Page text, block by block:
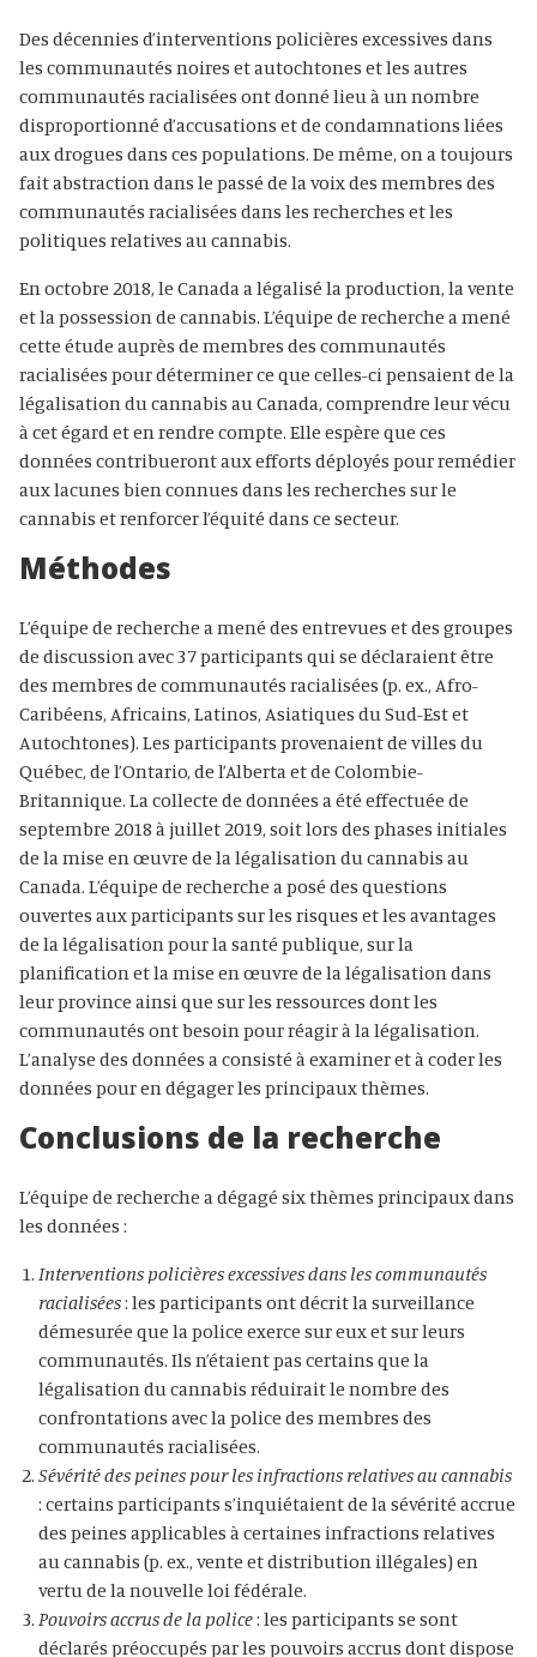
Des décennies d’interventions policières excessives dans
les communautés noires et autochtones et les autres
communautés racialisées ont donné lieu à un nombre
disproportionné d’accusations et de condamnations liées
aux drogues dans ces populations. De même, on a toujours
fait abstraction dans le passé de la voix des membres des
communautés racialisées dans les recherches et les
politiques relatives au cannabis.
En octobre 2018, le Canada a légalisé la production, la vente
et la possession de cannabis. L’équipe de recherche a mené
cette étude auprès de membres des communautés
racialisées pour déterminer ce que celles-ci pensaient de la
légalisation du cannabis au Canada, comprendre leur vécu
à cet égard et en rendre compte. Elle espère que ces
données contribueront aux efforts déployés pour remédier
aux lacunes bien connues dans les recherches sur le
cannabis et renforcer l’équité dans ce secteur.
Méthodes
L’équipe de recherche a mené des entrevues et des groupes
de discussion avec 37 participants qui se déclaraient être
des membres de communautés racialisées (p. ex., Afro-
Caribéens, Africains, Latinos, Asiatiques du Sud-Est et
Autochtones). Les participants provenaient de villes du
Québec, de l’Ontario, de l’Alberta et de Colombie-
Britannique. La collecte de données a été effectuée de
septembre 2018 à juillet 2019, soit lors des phases initiales
de la mise en œuvre de la légalisation du cannabis au
Canada. L’équipe de recherche a posé des questions
ouvertes aux participants sur les risques et les avantages
de la légalisation pour la santé publique, sur la
planification et la mise en œuvre de la légalisation dans
leur province ainsi que sur les ressources dont les
communautés ont besoin pour réagir à la légalisation.
L’analyse des données a consisté à examiner et à coder les
données pour en dégager les principaux thèmes.
Conclusions de la recherche
L’équipe de recherche a dégagé six thèmes principaux dans
les données :
Interventions policières excessives dans les communautés
racialisées: les participants ont décrit la surveillance
démesurée que la police exerce sur eux et sur leurs
communautés. Ils n’étaient pas certains que la
légalisation du cannabis réduirait le nombre des
confrontations avec la police des membres des
communautés racialisées.
Sévérité des peines pour les infractions relatives au cannabis
: certains participants s’inquiétaient de la sévérité accrue
des peines applicables à certaines infractions relatives
au cannabis (p. ex., vente et distribution illégales) en
vertu de la nouvelle loi fédérale.
Pouvoirs accrus de la police: les participants se sont
déclarés préoccupés par les pouvoirs accrus dont dispose